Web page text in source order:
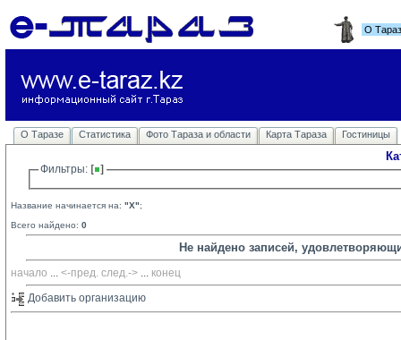
О
О Таразе Статистика Фото Тараза и области Карта Тараза Гостиницы
Фильтры:
Название начинается на: "Х";
Всего найдено: 0
Не найдено записей,
начало ... <-пред. след.-> ... конец
Добавить организацию